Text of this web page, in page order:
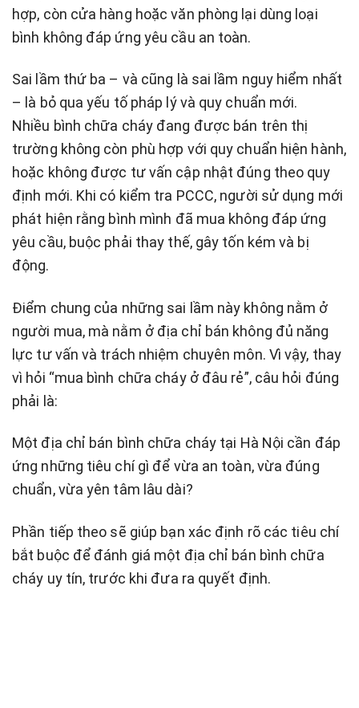
hợp, còn cửa hàng hoặc văn phòng lại dùng loại
bình không đáp ứng yêu cầu an toàn.
Sai lầm thứ ba – và cũng là sai lầm nguy hiểm nhất
– là bỏ qua yếu tố pháp lý và quy chuẩn mới.
Nhiều bình chữa cháy đang được bán trên thị
trường không còn phù hợp với quy chuẩn hiện hành,
hoặc không được tư vấn cập nhật đúng theo quy
định mới. Khi có kiểm tra PCCC, người sử dụng mới
phát hiện rằng bình mình đã mua không đáp ứng
yêu cầu, buộc phải thay thế, gây tốn kém và bị
động.
Điểm chung của những sai lầm này không nằm ở
người mua, mà nằm ở địa chỉ bán không đủ năng
lực tư vấn và trách nhiệm chuyên môn. Vì vậy, thay
vì hỏi “mua bình chữa cháy ở đâu rẻ”, câu hỏi đúng
phải là:
Một địa chỉ bán bình chữa cháy tại Hà Nội cần đáp
ứng những tiêu chí gì để vừa an toàn, vừa đúng
chuẩn, vừa yên tâm lâu dài?
Phần tiếp theo sẽ giúp bạn xác định rõ các tiêu chí
bắt buộc để đánh giá một địa chỉ bán bình chữa
cháy uy tín, trước khi đưa ra quyết định.